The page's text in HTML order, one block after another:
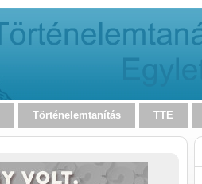
Történelemtanítás TTE